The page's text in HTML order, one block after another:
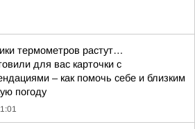
термометров растут…
для вас карточки с
– как помочь себе и близким
погоду